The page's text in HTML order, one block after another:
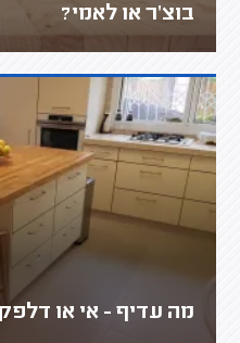
בוצ'ר או לאמי?
מה עדיף - אי או